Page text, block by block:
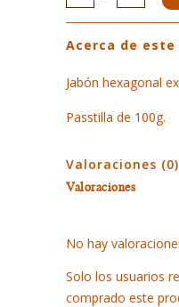
EXFOLIANTE
MIEL
Y
100GR
Acerca de
Jabón hexagonal
Passtilla de 100g.
Valoraciones (0)
Valoraciones
No hay
Solo los usuarios
comprado este